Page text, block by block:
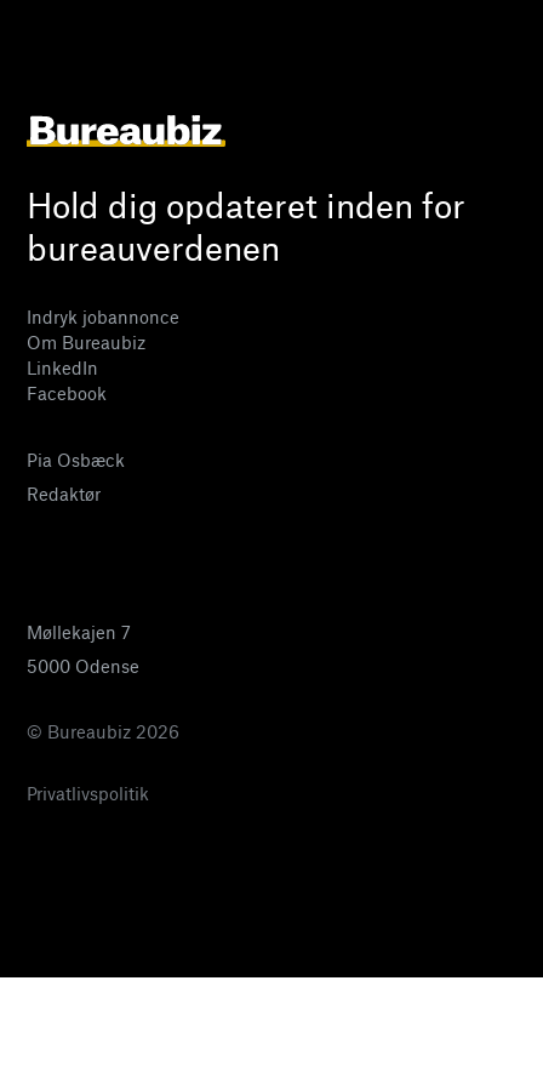
Hold dig opdateret inden for
bureauverdenen
Indryk jobannonce
Om Bureaubiz
LinkedIn
Facebook
Pia Osbæck
Redaktør
Møllekajen 7
5000 Odense
© Bureaubiz 2026
Privatlivspolitik